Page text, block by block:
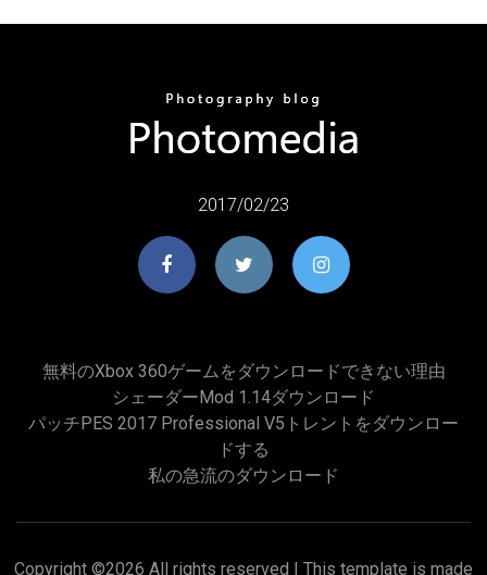
2017/02/23
無料のXbox 360ゲームをダウンロードできない理由
シェーダーmod 1.14ダウンロード
パッチPES 2017 Professional V5トレントをダウンロー
ドする
私の急流のダウンロード
Copyright ©2026 All rights reserved | This template is made